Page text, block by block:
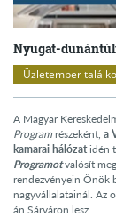
Nyugat-
Üzletember
A Magyar
Program részeként, a
kamarai hálózatidén
Programotvalósít
rendezvényein Önök
nagyvállalatainál. Az
án Sárváron lesz.